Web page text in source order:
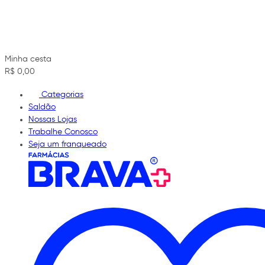
Minha cesta
R$ 0,00
Categorias
Saldão
Nossas Lojas
Trabalhe Conosco
Seja um franqueado